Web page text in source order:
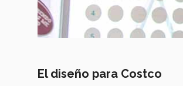
El diseño para Costco